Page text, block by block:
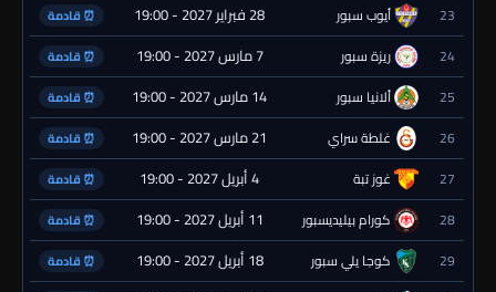
23 أيوب سبور 28 فبراير 2027 - 19:00 ⏰ قادمة
24 ريزة سبور 7 مارس 2027 - 19:00 ⏰ قادمة
25 ألانيا سبور 14 مارس 2027 - 19:00 ⏰ قادمة
26 غلطة سراي 21 مارس 2027 - 19:00 ⏰ قادمة
27 غوز تبة 4 أبريل 2027 - 19:00 ⏰ قادمة
28 كورام بيليديسبور 11 أبريل 2027 - 19:00 ⏰ قادمة
29 كوجا يلي سبور 18 أبريل 2027 - 19:00 ⏰ قادمة